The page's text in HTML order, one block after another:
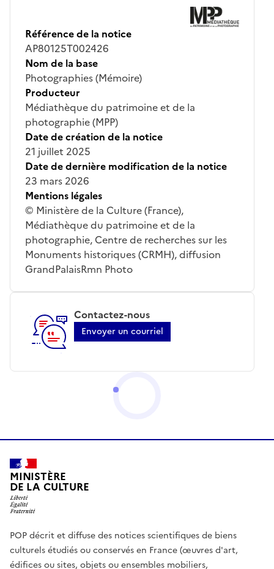
Référence de la notice
AP80125T002426
Nom de la base
Photographies (Mémoire)
Producteur
Médiathèque du patrimoine et de la
photographie (MPP)
Date de création de la notice
21 juillet 2025
Date de dernière modification de la notice
23 mars 2026
Mentions légales
© Ministère de la Culture (France),
Médiathèque du patrimoine et de la
photographie, Centre de recherches sur les
Monuments historiques (CRMH), diffusion
GrandPalaisRmn Photo
Contactez-nous
Envoyer un courriel
MINISTÈRE
DE LA CULTURE
POP décrit et diffuse des notices scientifiques de biens
culturels étudiés ou conservés en France (œuvres d'art,
édifices ou sites, objets ou ensembles mobiliers,